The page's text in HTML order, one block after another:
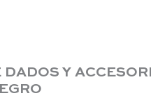
DADOS Y